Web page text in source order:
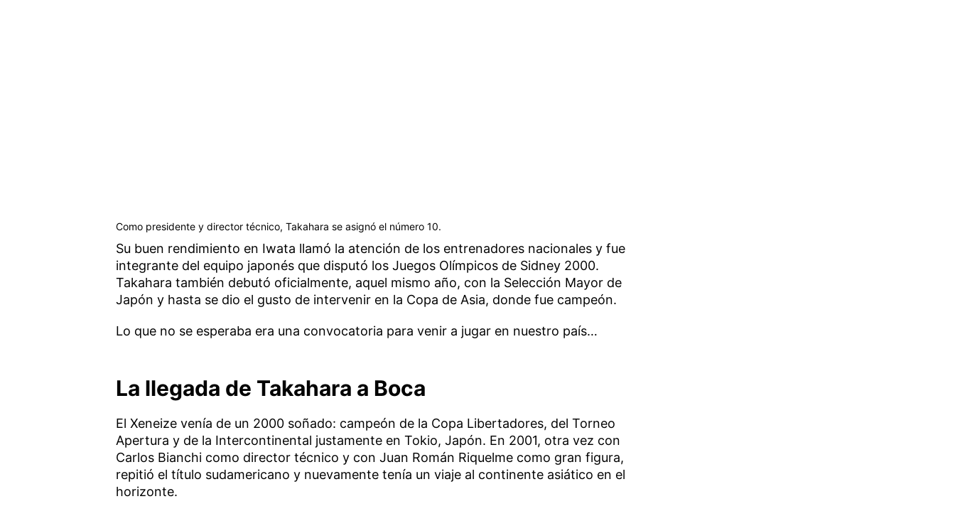
Como presidente y director técnico, Takahara se asignó el número 10.
Su buen rendimiento en Iwata llamó la atención de los entrenadores nacionales y fue
integrante del equipo japonés que disputó los Juegos Olímpicos de Sidney 2000.
Takahara también debutó oficialmente, aquel mismo año, con la Selección Mayor de
Japón y hasta se dio el gusto de intervenir en la Copa de Asia, donde fue campeón.
Lo que no se esperaba era una convocatoria para venir a jugar en nuestro país…
La llegada de Takahara a Boca
El Xeneize venía de un 2000 soñado: campeón de la Copa Libertadores, del Torneo
Apertura y de la Intercontinental justamente en Tokio, Japón. En 2001, otra vez con
Carlos Bianchi como director técnico y con Juan Román Riquelme como gran figura,
repitió el título sudamericano y nuevamente tenía un viaje al continente asiático en el
horizonte.